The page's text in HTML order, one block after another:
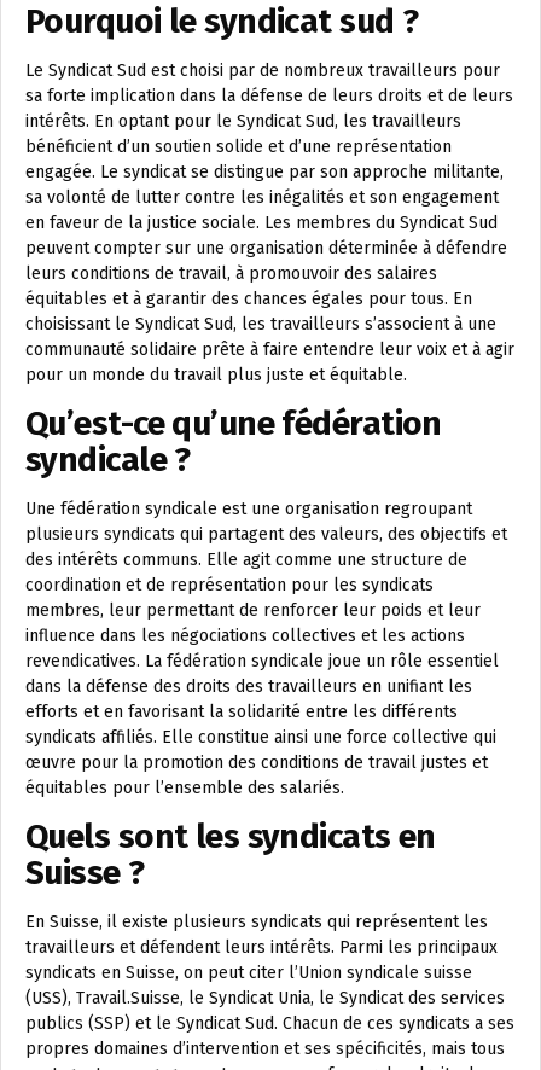
Pourquoi le syndicat sud ?
Le Syndicat Sud est choisi par de nombreux travailleurs pour
sa forte implication dans la défense de leurs droits et de leurs
intérêts. En optant pour le Syndicat Sud, les travailleurs
bénéficient d’un soutien solide et d’une représentation
engagée. Le syndicat se distingue par son approche militante,
sa volonté de lutter contre les inégalités et son engagement
en faveur de la justice sociale. Les membres du Syndicat Sud
peuvent compter sur une organisation déterminée à défendre
leurs conditions de travail, à promouvoir des salaires
équitables et à garantir des chances égales pour tous. En
choisissant le Syndicat Sud, les travailleurs s’associent à une
communauté solidaire prête à faire entendre leur voix et à agir
pour un monde du travail plus juste et équitable.
Qu’est-ce qu’une fédération
syndicale ?
Une fédération syndicale est une organisation regroupant
plusieurs syndicats qui partagent des valeurs, des objectifs et
des intérêts communs. Elle agit comme une structure de
coordination et de représentation pour les syndicats
membres, leur permettant de renforcer leur poids et leur
influence dans les négociations collectives et les actions
revendicatives. La fédération syndicale joue un rôle essentiel
dans la défense des droits des travailleurs en unifiant les
efforts et en favorisant la solidarité entre les différents
syndicats affiliés. Elle constitue ainsi une force collective qui
œuvre pour la promotion des conditions de travail justes et
équitables pour l’ensemble des salariés.
Quels sont les syndicats en
Suisse ?
En Suisse, il existe plusieurs syndicats qui représentent les
travailleurs et défendent leurs intérêts. Parmi les principaux
syndicats en Suisse, on peut citer l’Union syndicale suisse
(USS), Travail.Suisse, le Syndicat Unia, le Syndicat des services
publics (SSP) et le Syndicat Sud. Chacun de ces syndicats a ses
propres domaines d’intervention et ses spécificités, mais tous